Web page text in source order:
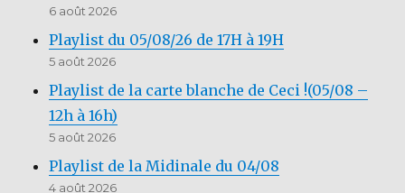
6 août 2026
Playlist du 05/08/26 de 17H à 19H
5 août 2026
Playlist de la carte blanche de Ceci !(05/08 –
12h à 16h)
5 août 2026
Playlist de la Midinale du 04/08
4 août 2026